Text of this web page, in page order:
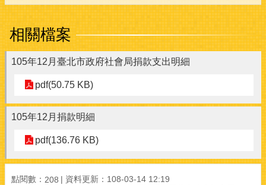
相關檔案
105年12月臺北市政府社會局捐款支出明細
pdf(50.75 KB)
105年12月捐款明細
pdf(136.76 KB)
點閱數： 208
資料更新：108-03-14 12:19